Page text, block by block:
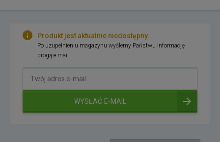
Produkt jest aktualnie niedostępny.
Po uzupełnieniu magazynu wyślemy Państwu informację
drogą e-mail.
WYSŁAĆ E-MAIL